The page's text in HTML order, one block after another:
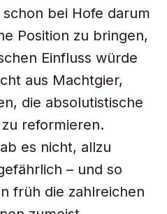
bei Hofe darum
Position zu bringen,
Einfluss würde
aus Machtgier,
die absolutistische
reformieren.
es nicht, allzu
– und so
früh die zahlreichen